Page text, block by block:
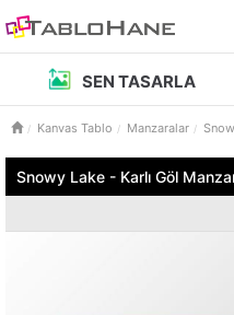
SEN TASARLA
Kanvas Tablo Manzaralar
Snowy Lake - Karlı Göl